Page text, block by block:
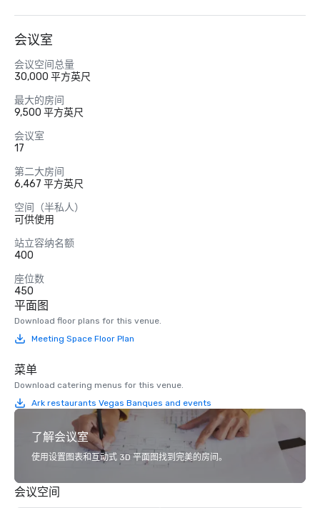
会议室
会议空间总量
30,000 平方英尺
最大的房间
9,500 平方英尺
会议室
17
第二大房间
6,467 平方英尺
空间（半私人）
可供使用
站立容纳名额
400
座位数
450
平面图
Download floor plans for this venue.
Meeting Space Floor Plan
菜单
Download catering menus for this venue.
Ark restaurants Vegas Banques and events
了解会议室
使用设置图表和互动式 3D 平面图找到完美的房间。
会议空间